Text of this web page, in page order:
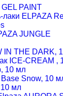
PAINT
ELPAZA
JUNGLE
IN THE DARK,
ICE-CREAM ,
10 мл
Snow, 10
10 мл